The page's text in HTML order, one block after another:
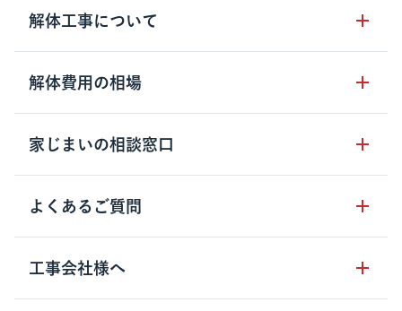
サービスの流れ
サービスのメリット
クラッソーネの自治体連携
お客さまの声
空き家の処分を検討のお客様へ
解体工事について
解体工事の基礎知識
解体工事に関わる法律
用語集
解体費用の相場
木造住宅の相場
鉄骨造住宅の相場
RC造住宅の相場
家じまいの相談窓口
家じまいの相談窓口
よくあるご質問
クラッソーネの利用方法
工事の進め方
工事会社様へ